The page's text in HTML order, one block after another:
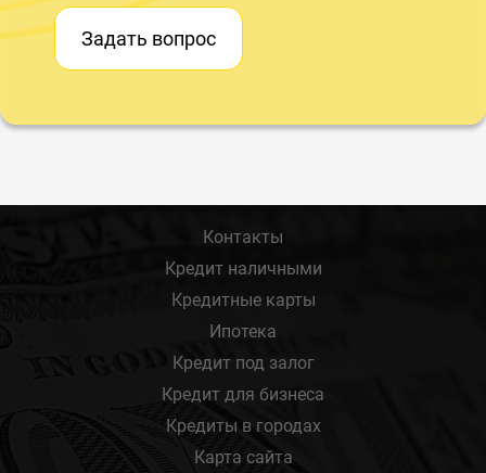
Задать вопрос
Контакты
Кредит наличными
Кредитные карты
Ипотека
Кредит под залог
Кредит для бизнеса
Кредиты в городах
Карта сайта